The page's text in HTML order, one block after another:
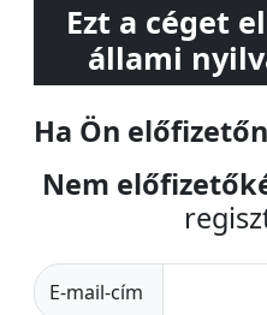
Ezt a céget
állami
Ha Ön
Nem
E-mail-cím